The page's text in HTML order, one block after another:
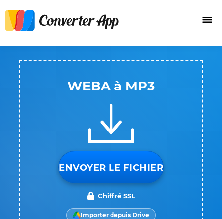
WEBA à MP3
ENVOYER LE FICHIER
Chiffré SSL
Importer depuis Drive